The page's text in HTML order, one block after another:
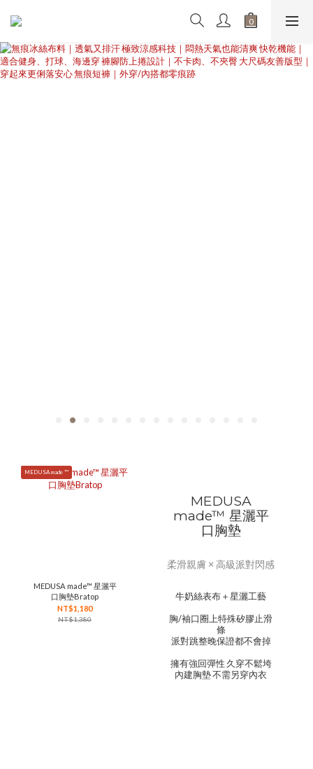
MEDUSA made ™
MEDUSA made™ 星灑平
口胸墊Bratop
NT$1,180
NT$1,380
MEDUSA
made™ 星灑平
口胸墊
柔滑親膚 × 高級派對閃感
牛奶絲表布＋星灑工藝
胸/袖口圈上特殊矽膠止滑
條
派對跳整晚保證都不會掉
擁有強回彈性 久穿不鬆垮
內建胸墊 不需另穿內衣